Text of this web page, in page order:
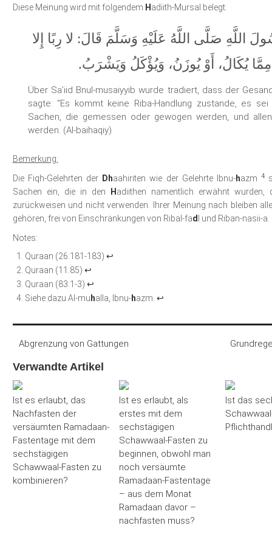
Diese Meinung wird mit folgendem H adiith-Mursal belegt:
صَلَّى اللَّهُ عَلَيْهِ وَسَلَّمَ قَالَ: لا رِبًا إِلا
يُكَالُ، أَوْ يُوزَنُ، وَيُؤْكَلُ وَيَشْرَبُ.
Über Sa’iid Bnul-musaiyyib wurde tradiert, dass der
sagte: “Es kommt keine Riba-Handlung zustande, es
Sachen, die gemessen oder gewogen werden, und
werden. (Al-baihaqiy)
Bemerkung:
Die Fiqh-Gelehrten der Dhaahiriten wie der Gelehrte Ibnu-hazm4
Sachen ein, die in den
H adiithen namentlich erwähnt wurden,
zurückweisen und nicht verwenden. Ihrer Meinung nach bleiben
gehören, frei von Einschränkungen von Ribal-fad
l und Riban-nasii-a.
Notes:
Quraan (26:181-183) ↩
Quraan (11:85) ↩
Quraan (83:1-3) ↩
Siehe dazu Al-mu halla, Ibnu-hazm. ↩
Abgrenzung von Gattungen
Verwandte Artikel
Ist es erlaubt, das
Nachfasten der
versäumten Ramadaan-
Fastentage mit dem
sechstägigen
Schawwaal-Fasten zu
kombinieren?
Ist es erlaubt, als
erstes mit dem
sechstägigen
Schawwaal-Fasten zu
beginnen, obwohl man
noch versäumte
Ramadaan-Fastentage
– aus dem Monat
Ramadaan davor –
nachfasten muss?
Ist das